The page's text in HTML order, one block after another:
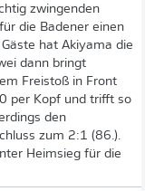
zwingenden
die Badener einen
hat Akiyama die
dann bringt
Freistoß in Front
per Kopf und trifft so
den
zum 2:1 (86.).
Heimsieg für die